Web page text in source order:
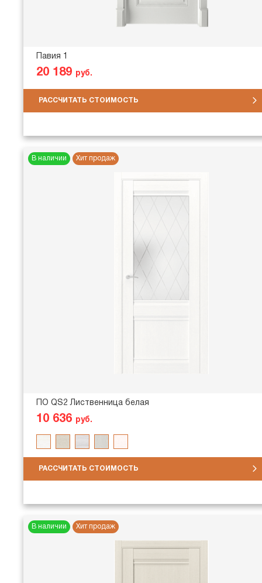
Павия 1
20 189 руб.
РАССЧИТАТЬ СТОИМОСТЬ
В наличии Хит продаж
ПО QS2 Лиственница белая
10 636 руб.
РАССЧИТАТЬ СТОИМОСТЬ
В наличии Хит продаж